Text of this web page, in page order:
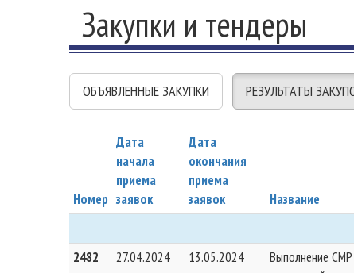
Закупки и тендеры
ОБЪЯВЛЕННЫЕ ЗАКУПКИ РЕЗУЛЬТАТЫ
Номер
Дата
начала
приема
заявок
Дата
окончания
приема
заявок
Название
2482 27.04.2024 13.05.2024
Выполнение